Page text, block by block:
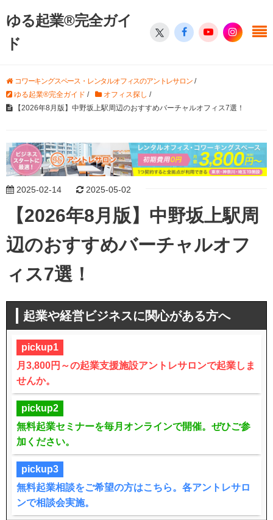
ゆる起業®完全ガイ
ド
コワーキングスペース・レンタルオフィスのアントレサロン/
ゆる起業®完全ガイド / オフィス探し /
【2026年8月版】中野坂上駅周辺のおすすめバーチャルオフィス7選！
2025-02-14 2025-05-02
【2026年8月版】中野坂上駅周
辺のおすすめバーチャルオフ
ィス7選！
起業や経営ビジネスに関心がある方へ
pickup1
月3,800円～の起業支援施設アントレサロンで起業しま
せんか。
pickup2
無料起業セミナーを毎月オンラインで開催。ぜひご参
加ください。
pickup3
無料起業相談をご希望の方はこちら。各アントレサロ
ンで相談会実施。